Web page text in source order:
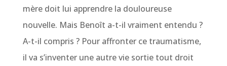
mère doit lui apprendre la douloureuse
nouvelle. Mais Benoît a-t-il vraiment entendu ?
A-t-il compris ? Pour affronter ce traumatisme,
il va s’inventer une autre vie sortie tout droit